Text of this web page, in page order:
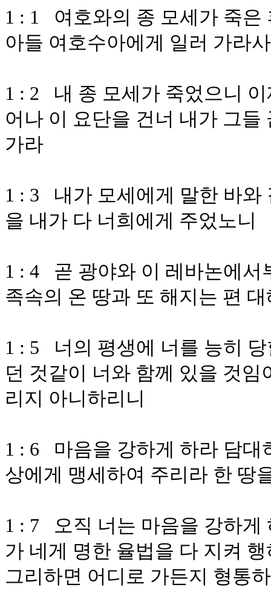
1 : 1 여호와의 종 모세가 죽은
아들 여호수아에게 일러 가라
1 : 2 내 종 모세가 죽었으니
어나 이 요단을 건너 내가 그
가라
1 : 3 내가 모세에게 말한 바와
을 내가 다 너희에게 주었노니
1 : 4 곧 광야와 이 레바논에서
족속의 온 땅과 또 해지는 편
1 : 5 너의 평생에 너를 능히
던 것같이 너와 함께 있을 것
리지 아니하리니
1 : 6 마음을 강하게 하라 담대
상에게 맹세하여 주리라 한 땅
1 : 7 오직 너는 마음을 강하게
가 네게 명한 율법을 다 지켜
그리하면 어디로 가든지 형통